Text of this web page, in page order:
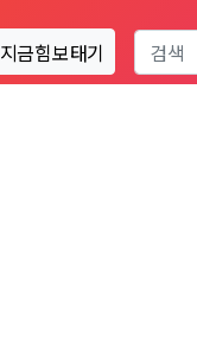
지금힘보태기